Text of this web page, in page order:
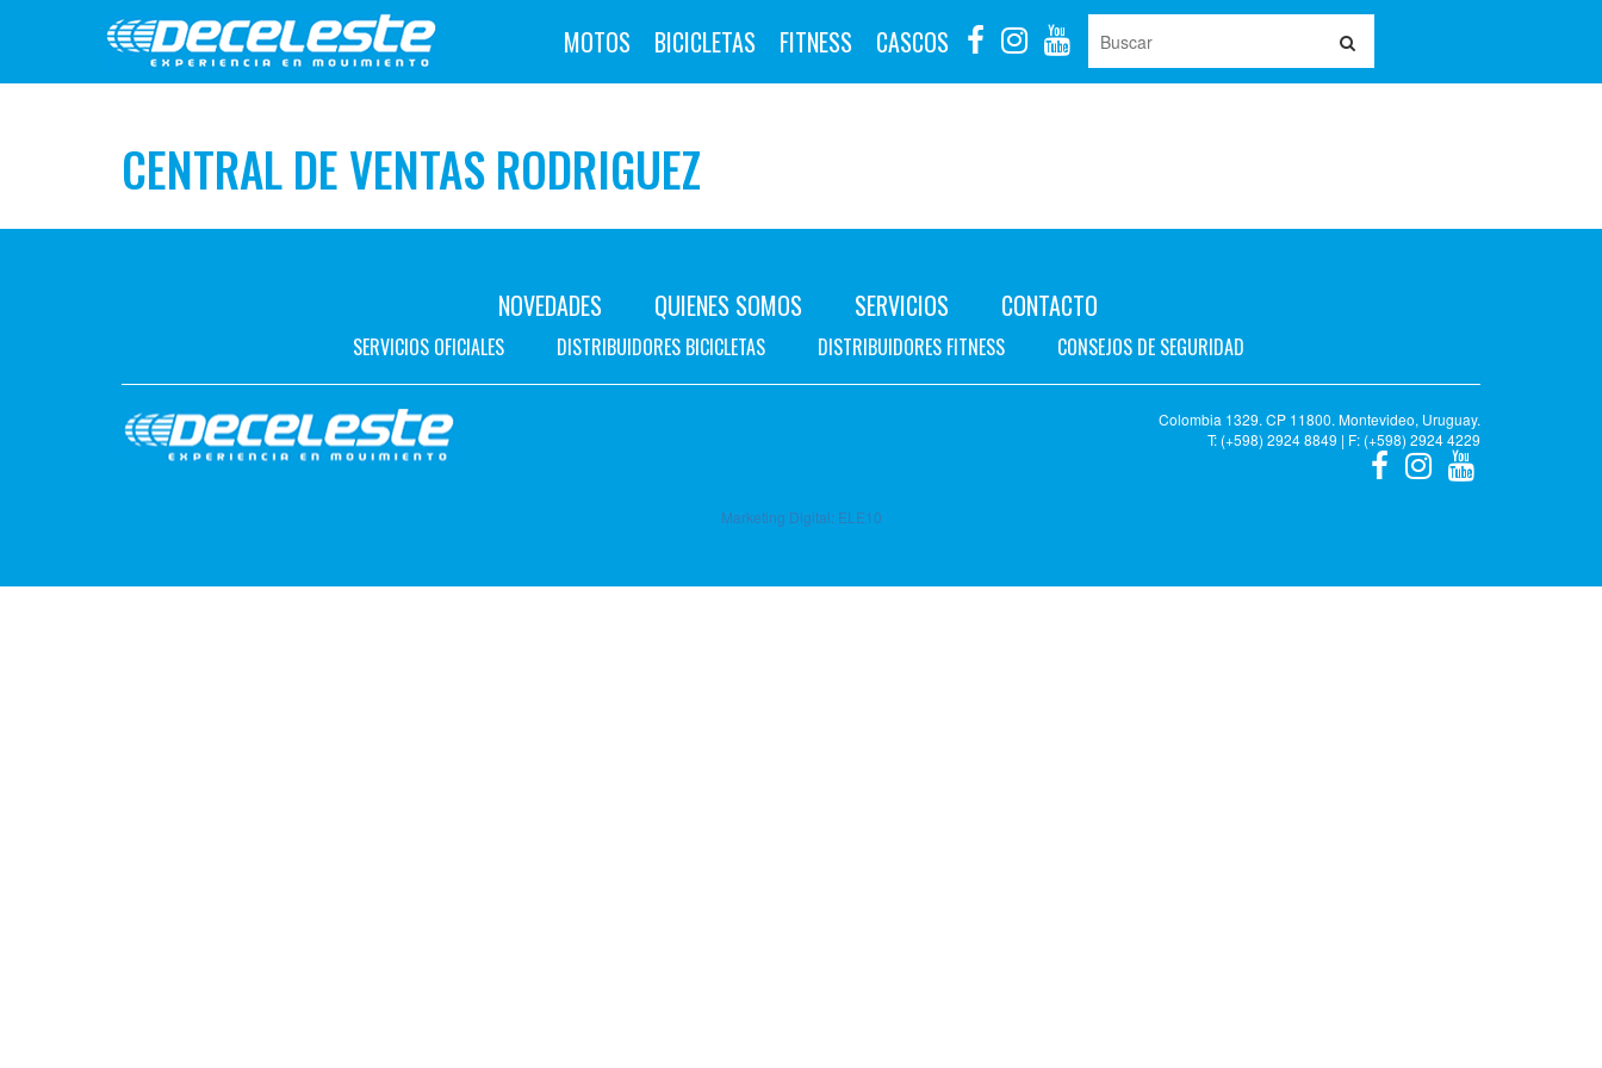
MOTOS BICICLETAS FITNESS CASCOS
CENTRAL DE VENTAS RODRIGUEZ
NOVEDADES QUIENES SOMOS SERVICIOS CONTACTO
SERVICIOS OFICIALES DISTRIBUIDORES BICICLETAS DISTRIBUIDORES FITNESS CONSEJOS DE SEGURIDAD
Colombia 1329. CP 11800. Montevideo, Uruguay.
T: (+598) 2924 8849 | F: (+598) 2924 4229
Marketing Digital: ELE10